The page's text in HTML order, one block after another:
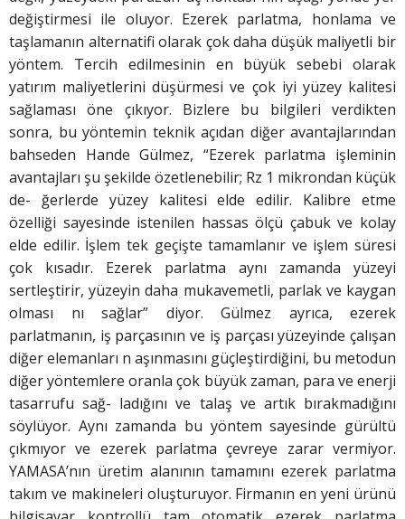
değiştirmesi ile oluyor. Ezerek parlatma, honlama ve
taşlamanın alternatifi olarak çok daha düşük maliyetli bir
yöntem. Tercih edilmesinin en büyük sebebi olarak
yatırım maliyetlerini düşürmesi ve çok iyi yüzey kalitesi
sağlaması öne çıkıyor. Bizlere bu bilgileri verdikten
sonra, bu yöntemin teknik açıdan diğer avantajlarından
bahseden Hande Gülmez, “Ezerek parlatma işleminin
avantajları şu şekilde özetlenebilir; Rz 1 mikrondan küçük
de- ğerlerde yüzey kalitesi elde edilir. Kalibre etme
özelliği sayesinde istenilen hassas ölçü çabuk ve kolay
elde edilir. İşlem tek geçişte tamamlanır ve işlem süresi
çok kısadır. Ezerek parlatma aynı zamanda yüzeyi
sertleştirir, yüzeyin daha mukavemetli, parlak ve kaygan
olması nı sağlar” diyor. Gülmez ayrıca, ezerek
parlatmanın, iş parçasının ve iş parçası yüzeyinde çalışan
diğer elemanları n aşınmasını güçleştirdiğini, bu metodun
diğer yöntemlere oranla çok büyük zaman, para ve enerji
tasarrufu sağ- ladığını ve talaş ve artık bırakmadığını
söylüyor. Aynı zamanda bu yöntem sayesinde gürültü
çıkmıyor ve ezerek parlatma çevreye zarar vermiyor.
YAMASA’nın üretim alanının tamamını ezerek parlatma
takım ve makineleri oluşturuyor. Firmanın en yeni ürünü